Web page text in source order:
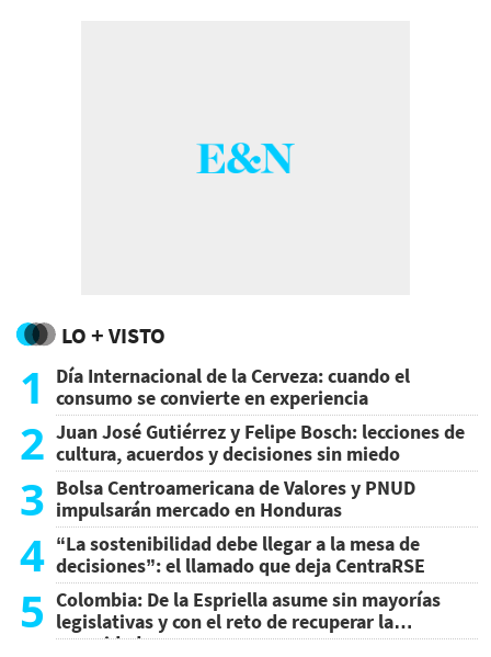
LO + VISTO
1
Día Internacional de la Cerveza: cuando el
consumo se convierte en experiencia
2 Juan José Gutiérrez y Felipe Bosch: lecciones de
cultura, acuerdos y decisiones sin miedo
3 Bolsa Centroamericana de Valores y PNUD
impulsarán mercado en Honduras
4 “La sostenibilidad debe llegar a la mesa de
decisiones”: el llamado que deja CentraRSE
5 Colombia: De la Espriella asume sin mayorías
legislativas y con el reto de recuperar la
seguridad